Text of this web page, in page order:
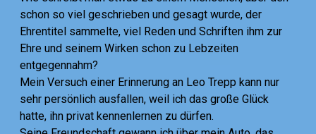
schon so viel geschrieben und gesagt wurde, der
Ehrentitel sammelte, viel Reden und Schriften ihm zur
Ehre und seinem Wirken schon zu Lebzeiten
entgegennahm?
Mein Versuch einer Erinnerung an Leo Trepp kann nur
sehr persönlich ausfallen, weil ich das große Glück
hatte, ihn privat kennenlernen zu dürfen.